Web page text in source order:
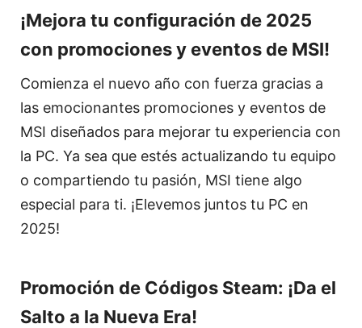
¡Mejora tu configuración de 2025
con promociones y eventos de MSI!
Comienza el nuevo año con fuerza gracias a
las emocionantes promociones y eventos de
MSI diseñados para mejorar tu experiencia con
la PC. Ya sea que estés actualizando tu equipo
o compartiendo tu pasión, MSI tiene algo
especial para ti. ¡Elevemos juntos tu PC en
2025!
Promoción de Códigos Steam: ¡Da el
Salto a la Nueva Era!